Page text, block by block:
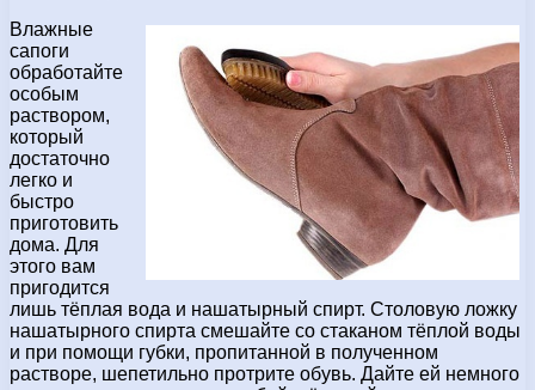
Влажные
сапоги
обработайте
особым
раствором,
который
достаточно
легко и
быстро
приготовить
дома. Для
этого вам
пригодится
лишь тёплая вода и нашатырный спирт. Столовую ложку
нашатырного спирта смешайте со стаканом тёплой воды
и при помощи губки, пропитанной в полученном
растворе, шепетильно протрите обувь. Дайте ей немного